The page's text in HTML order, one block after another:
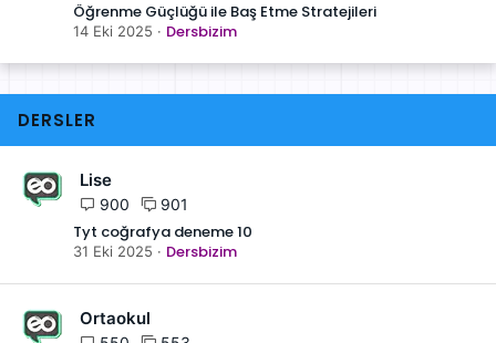
Öğrenme Güçlüğü ile Baş Etme Stratejileri
14 Eki 2025 Dersbizim
DERSLER
Lise
900 901
Tyt coğrafya deneme 10
31 Eki 2025 Dersbizim
Ortaokul